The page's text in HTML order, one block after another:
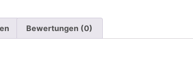
Bewertungen (0)